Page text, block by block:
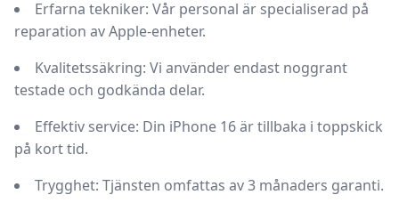
Erfarna tekniker: Vår personal är specialiserad på
reparation av Apple-enheter.
Kvalitetssäkring: Vi använder endast noggrant
testade och godkända delar.
Effektiv service: Din iPhone 16 är tillbaka i toppskick
på kort tid.
Trygghet: Tjänsten omfattas av3 månaders garanti.